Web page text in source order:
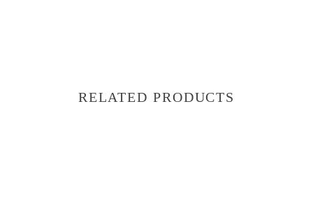
RELATED PRODUCTS